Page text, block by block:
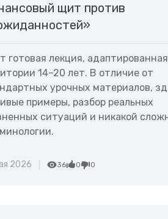
щит против
готовая лекция,
14–20 лет. В отличие от
урочных материалов,
примеры, разбор реальных
ситуаций и никакой
2026 36 0 0